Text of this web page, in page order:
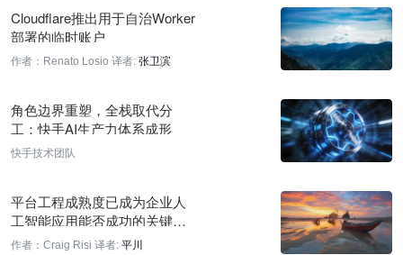
a16z：AI书籍冲击自助出版市场，占观察销售额约40%
58 分钟前
58 分钟前
OpenAI 评估下一代模型 Astra 在智能体编码与网络安全方面能
力显著提升
58 分钟前
Cloudflare推出用于自治Worker
部署的临时账户
作者：Renato Losio 译者: 张卫滨
角色边界重塑，全栈取代分
工：快手AI生产力体系成形
快手技术团队
平台工程成熟度已成为企业人
工智能应用能否成功的关键差
异化因素
作者：Craig Risi 译者: 平川